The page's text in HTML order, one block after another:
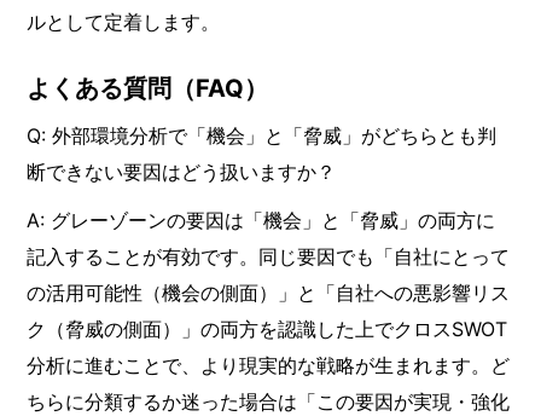
ルとして定着します。
よくある質問（FAQ）
Q: 外部環境分析で「機会」と「脅威」がどちらとも判
断できない要因はどう扱いますか？
A: グレーゾーンの要因は「機会」と「脅威」の両方に
記入することが有効です。同じ要因でも「自社にとって
の活用可能性（機会の側面）」と「自社への悪影響リス
ク（脅威の側面）」の両方を認識した上でクロスSWOT
分析に進むことで、より現実的な戦略が生まれます。ど
ちらに分類するか迷った場合は「この要因が実現・強化